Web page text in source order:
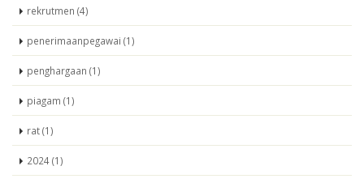
rekrutmen (4)
penerimaanpegawai (1)
penghargaan (1)
piagam (1)
rat (1)
2024 (1)